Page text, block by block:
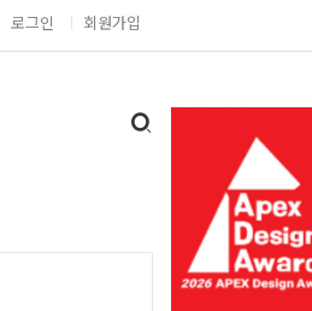
로그인 회원가입